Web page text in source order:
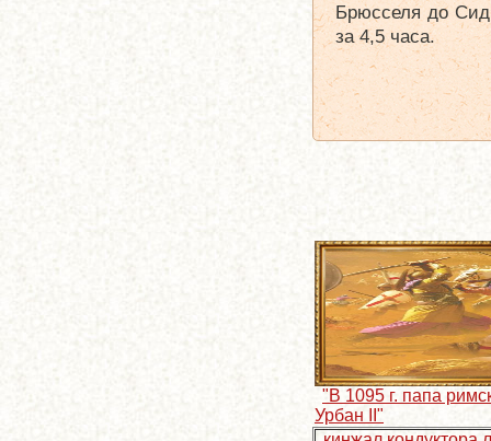
Брюсселя до
за 4,5 часа.
"В 1095 г. папа
Урбан II"